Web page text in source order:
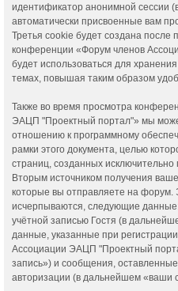
идентификатор анонимной сессии
автоматически присвоенные вам
Третья cookie будет создана после
конференции «Форум членов
будет использоваться для
темах, повышая таким образом
Также во время просмотра
ЭАЦП "Проектный портал"» мы
отношению к программному
рамки этого документа, целью
страниц, созданных
Вторым источником получения
которые вы отправляете на
исчерпываются, следующие
учётной записью Гостя (в
данные, указанные при
Ассоциации ЭАЦП "Проектный
запись») и сообщения,
авторизации (в дальнейшем «ваши